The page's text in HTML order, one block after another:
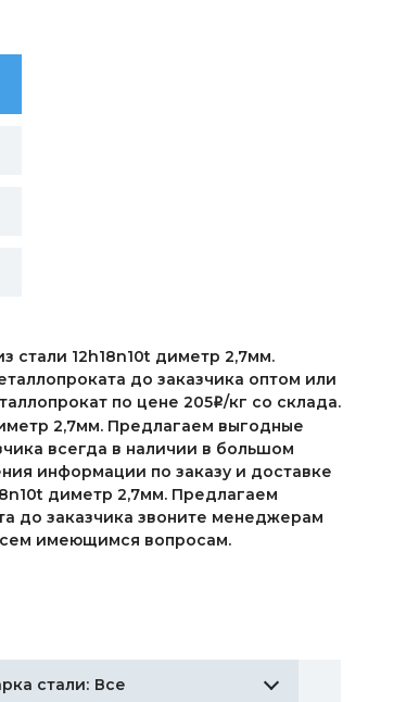
стали 12h18n10t диметр 2,7мм.
до заказчика оптом или
по цене 205i/кг со склада.
2,7мм. Предлагаем выгодные
всегда в наличии в большом
информации по заказу и доставке
диметр 2,7мм. Предлагаем
до заказчика звоните менеджерам
имеющимся вопросам.
стали: Все